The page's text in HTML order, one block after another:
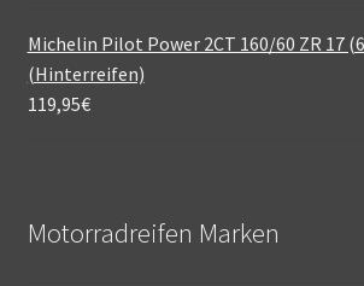
Michelin Pilot Power 2CT 160/60 ZR 17
(Hinterreifen)
119,95€
Motorradreifen Marken